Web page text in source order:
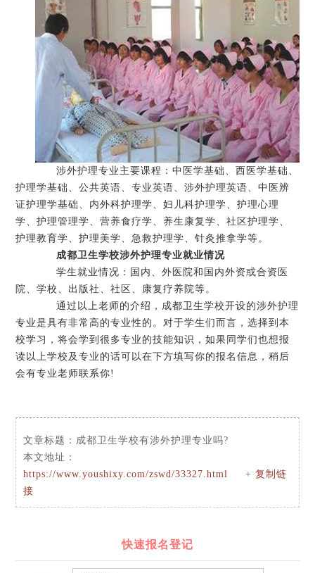
涉外护理专业主要课程：中医学基础、西医学基础、
护理学基础、公共英语、专业英语、涉外护理英语、中医辨
证护理学基础、内外科护理学、妇儿科护理学、护理心理
学、护理管理学、营养食疗学、养生康复学、社区护理学、
护理教育学、护理美学、急救护理学、针灸推拿学等。
成都卫生学校涉外护理专业就业情况
学生就业情况：国内、外医院和国内外资或合资医
院、学校、出版社、社区、康复疗养院等。
通过以上老师的介绍，成都卫生学校开设的涉外护理
专业是具有非常高的专业性的。对于学生们而言，选择到本
校学习，将会学到很多专业的技能知识，如果同学们也想报
读以上学校及专业的话可以在下方填写你的报名信息，稍后
会有专业老师联系你!
文章标题： 成都卫生学校有涉外护理专业吗?
本文地址：
https://www.youshixy.com/zswd/33327.html
+复制链
接
快速报名登记